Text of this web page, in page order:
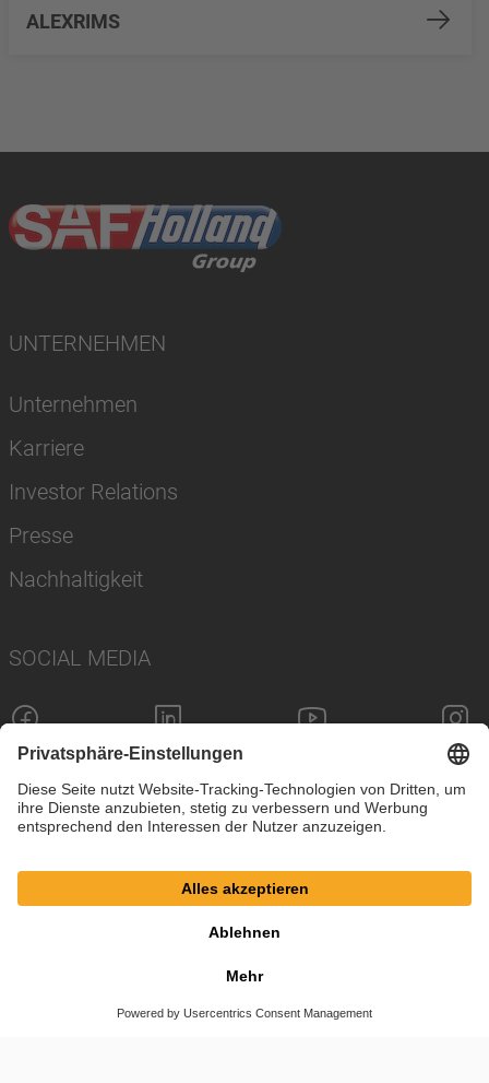
ALEXRIMS
UNTERNEHMEN
Unternehmen
Karriere
Investor Relations
Presse
Nachhaltigkeit
SOCIAL MEDIA
© SAF-HOLLAND SE
Datenschutz
Cookie-Einstellungen
AGB